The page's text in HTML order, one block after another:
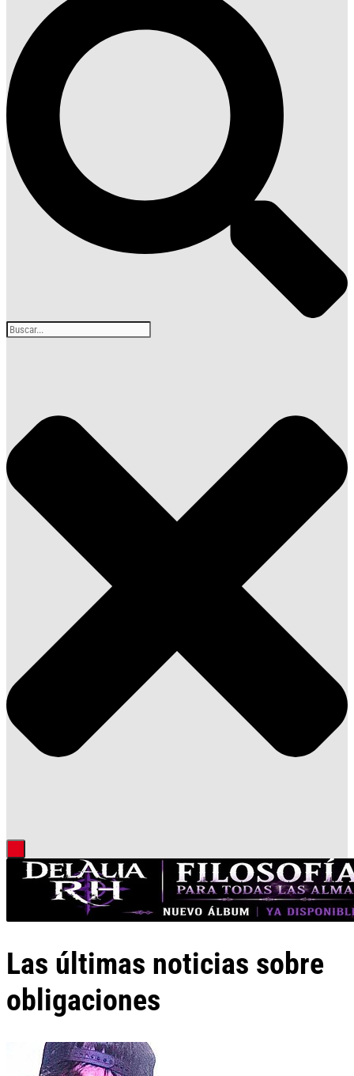
Las últimas noticias sobre
obligaciones